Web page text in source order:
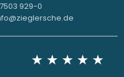
929-0